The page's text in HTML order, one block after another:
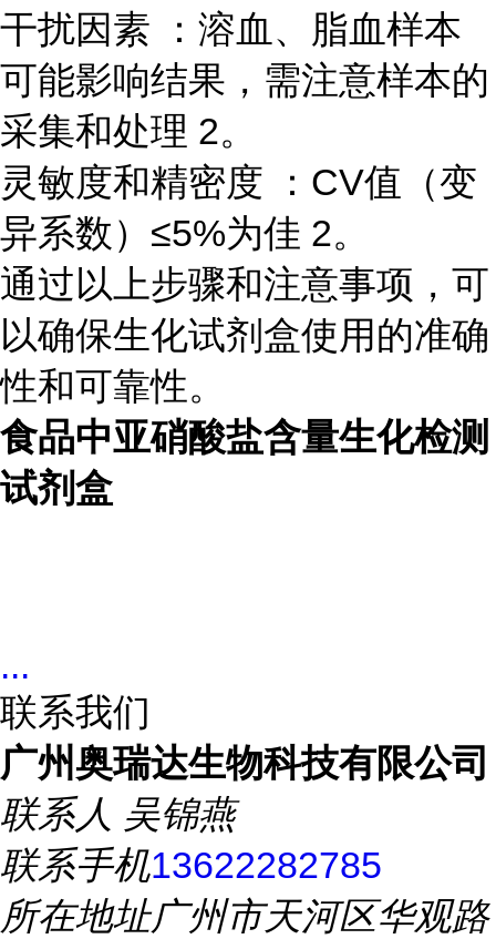
干扰因素 ：溶血、脂血样本
可能影响结果，需注意样本的
采集和处理 2。
灵敏度和精密度 ：CV值（变
异系数）≤5%为佳 2。
通过以上步骤和注意事项，可
以确保生化试剂盒使用的准确
性和可靠性。
食品中亚硝酸盐含量生化检测
试剂盒
...
联系我们
广州奥瑞达生物科技有限公司
联系人 吴锦燕
联系手机13622282785
所在地址广州市天河区华观路